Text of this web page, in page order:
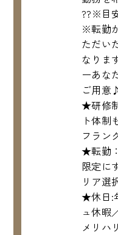
??※目
※転勤
ただい
なりま
ーあな
ご用意
★研修
ト体制
フラン
★転勤
限定に
リア選
★休日:
ュ休暇
メリハ